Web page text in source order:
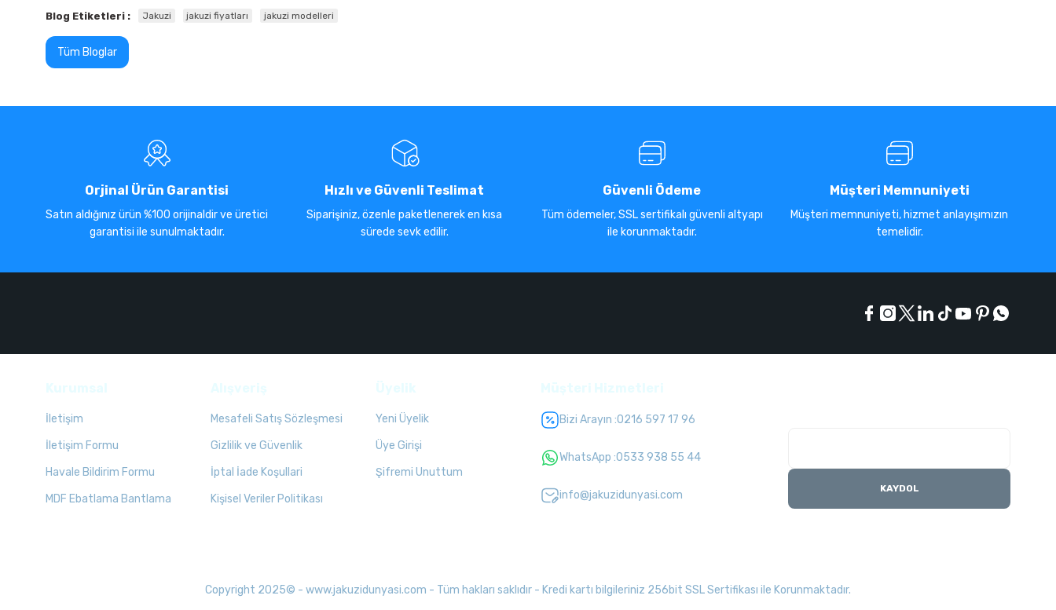
Blog Etiketleri : Jakuzi jakuzi fiyatları jakuzi modelleri
Tüm Bloglar
Orjinal Ürün Garantisi
Satın aldığınız ürün %100 orijinaldir ve üretici
garantisi ile sunulmaktadır.
Hızlı ve Güvenli Teslimat
Siparişiniz, özenle paketlenerek en kısa
sürede sevk edilir.
Güvenli Ödeme
Tüm ödemeler, SSL sertifikalı güvenli altyapı
ile korunmaktadır.
Müşteri Memnuniyeti
Müşteri memnuniyeti, hizmet anlayışımızın
temelidir.
İletişim
İletişim Formu
Havale Bildirim Formu
MDF Ebatlama Bantlama
Mesafeli Satış Sözleşmesi
Gizlilik ve Güvenlik
İptal İade Koşullari
Kişisel Veriler Politikası
Yeni Üyelik
Üye Girişi
Şifremi Unuttum
Bizi Arayın :0216 597 17 96
WhatsApp :0533 938 55 44
info@jakuzidunyasi.com KAYDOL
Copyright 2025© - www.jakuzidunyasi.com - Tüm hakları saklıdır - Kredi kartı bilgileriniz 256bit SSL Sertifikası ile Korunmaktadır.